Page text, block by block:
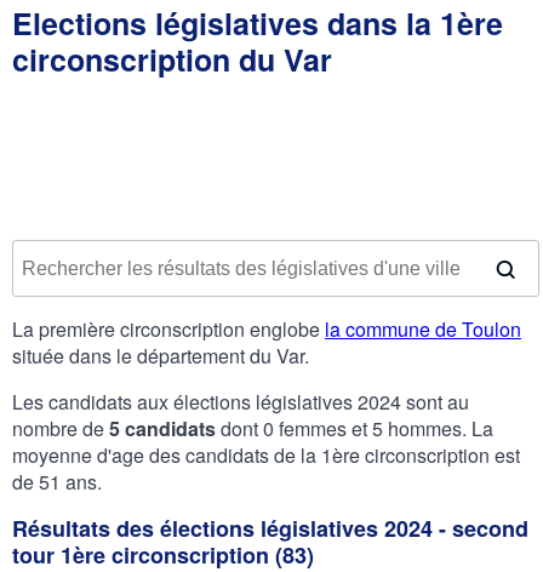
Elections législatives dans la 1ère
circonscription du Var
La première circonscription englobe la commune de Toulon
située dans le département du Var.
Les candidats aux élections législatives 2024 sont au
nombre de5 candidatsdont 0 femmes et 5 hommes. La
moyenne d'age des candidats de la 1ère circonscription est
de 51 ans.
Résultats des élections législatives 2024 - second
tour 1ère circonscription (83)